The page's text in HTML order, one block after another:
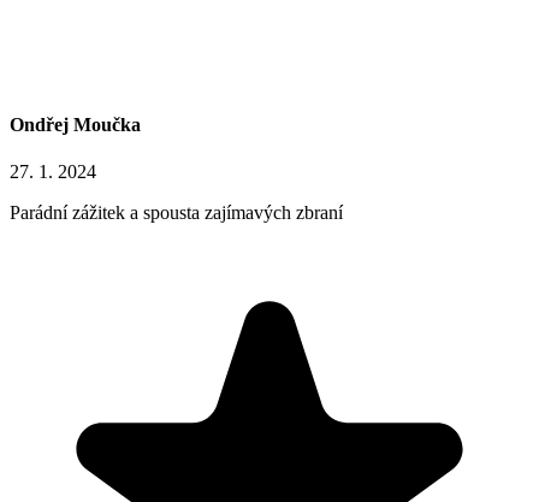
Ondřej Moučka
27. 1. 2024
Parádní zážitek a spousta zajímavých zbraní